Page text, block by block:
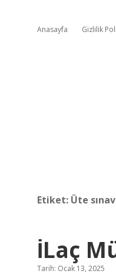
Anasayfa Gizlilik
Etiket: Üte
İLaç
Tarih: Ocak 13, 2025